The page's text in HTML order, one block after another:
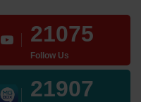
21075
Follow Us
21907